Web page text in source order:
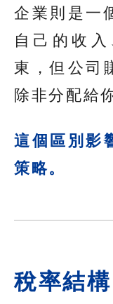
企業則是一
自己的收
東，但公
除非分配給你
這個區別影
策略。
稅率結